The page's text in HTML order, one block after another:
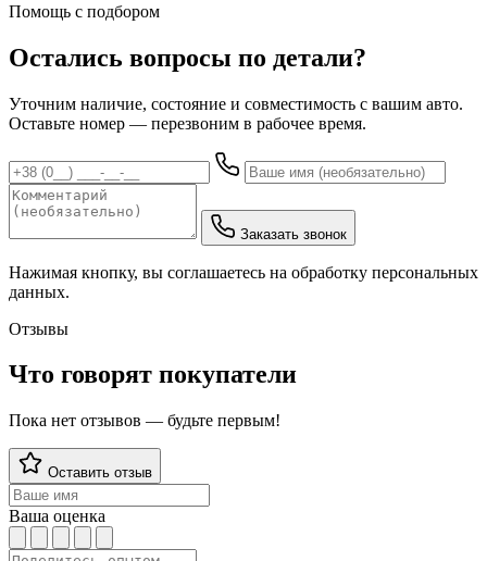
Помощь с подбором
Остались вопросы по детали?
Уточним наличие, состояние и совместимость с вашим авто.
Оставьте номер — перезвоним в рабочее время.
Заказать звонок
Нажимая кнопку, вы соглашаетесь на обработку персональных
данных.
Отзывы
Что говорят покупатели
Пока нет отзывов — будьте первым!
Оставить отзыв
Ваша оценка